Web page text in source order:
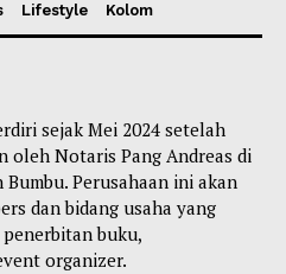
Lifestyle Kolom
sejak Mei 2024 setelah
oleh Notaris Pang Andreas di
Perusahaan ini akan
dan bidang usaha yang
buku,
organizer.